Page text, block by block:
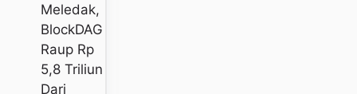
Meledak,
BlockDAG
Raup Rp
5,8 Triliun
Dari